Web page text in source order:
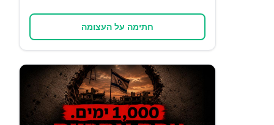
חתימה על העצומה